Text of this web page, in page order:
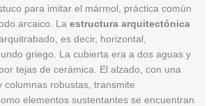
para imitar el mármol, práctica común
arcaico. La estructura arquitectónica
es decir, horizontal,
griego. La cubierta era a dos aguas y
tejas de cerámica. El alzado, con una
columnas robustas, transmite
elementos sustentantes se encuentran